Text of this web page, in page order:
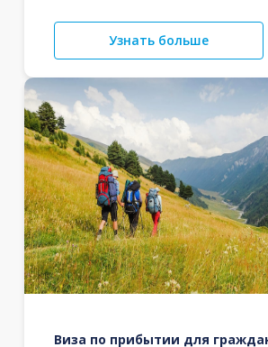
Узнать больше
Виза по прибытии для